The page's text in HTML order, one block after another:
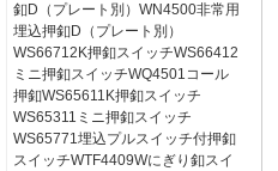
釦D（プレート別）WN4500非常用
埋込押釦D（プレート別）
WS66712K押釦スイッチWS66412
ミニ押釦スイッチWQ4501コール
押釦WS65611K押釦スイッチ
WS65311ミニ押釦スイッチ
WS65771埋込プルスイッチ付押釦
スイッチWTF4409Wにぎり釦スイ